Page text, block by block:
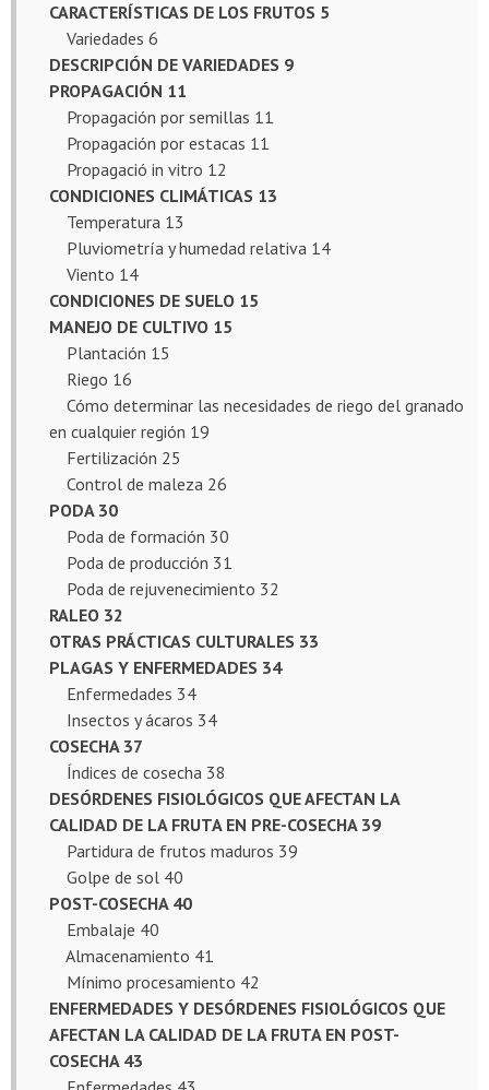
CARACTERÍSTICAS DE LOS FRUTOS 5
Variedades 6
DESCRIPCIÓN DE VARIEDADES 9
PROPAGACIÓN 11
Propagación por semillas 11
Propagación por estacas 11
Propagació in vitro 12
CONDICIONES CLIMÁTICAS 13
Temperatura 13
Pluviometría y humedad relativa 14
Viento 14
CONDICIONES DE SUELO 15
MANEJO DE CULTIVO 15
Plantación 15
Riego 16
Cómo determinar las necesidades de riego del granado
en cualquier región 19
Fertilización 25
Control de maleza 26
PODA 30
Poda de formación 30
Poda de producción 31
Poda de rejuvenecimiento 32
RALEO 32
OTRAS PRÁCTICAS CULTURALES 33
PLAGAS Y ENFERMEDADES 34
Enfermedades 34
Insectos y ácaros 34
COSECHA 37
Índices de cosecha 38
DESÓRDENES FISIOLÓGICOS QUE AFECTAN LA
CALIDAD DE LA FRUTA EN PRE-COSECHA 39
Partidura de frutos maduros 39
Golpe de sol 40
POST-COSECHA 40
Embalaje 40
Almacenamiento 41
Mínimo procesamiento 42
ENFERMEDADES Y DESÓRDENES FISIOLÓGICOS QUE
AFECTAN LA CALIDAD DE LA FRUTA EN POST-
COSECHA 43